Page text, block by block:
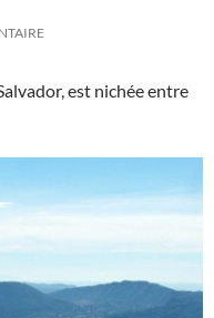
est nichée entre